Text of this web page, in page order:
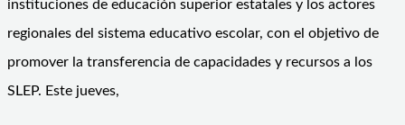
instituciones de educación superior estatales y los actores
regionales del sistema educativo escolar, con el objetivo de
promover la transferencia de capacidades y recursos a los
SLEP. Este jueves,